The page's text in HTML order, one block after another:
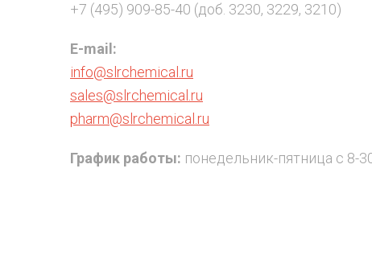
+7 (495) 909-85-40 (доб. 3230, 3229, 3210)
E-mail:
info@slrchemical.ru
sales@slrchemical.ru
pharm@slrchemical.ru
График работы: понедельник-пятница с 8-